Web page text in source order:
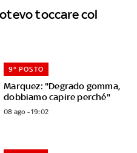
toccare col
Marquez: "Degrado gomma,
dobbiamo capire perché"
9° POSTO
08 ago - 19:02